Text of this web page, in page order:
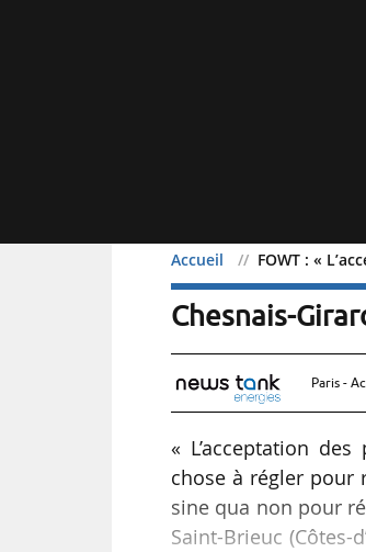
Accueil FOWT : «
FOWT : «
Chesnais-
Paris -
« L’acceptation
chose à régler pour
sine qua non pour
Saint-Brieuc (Côtes-